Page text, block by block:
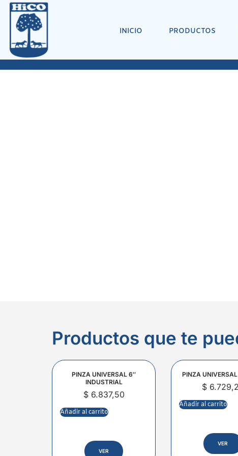
INICIO PRODUCTOS
Productos que te
PINZA UNIVERSAL 6″
INDUSTRIAL
$6.837,50
Añadir al carrito
VER
PINZA
$
Añadir al carrito
VER